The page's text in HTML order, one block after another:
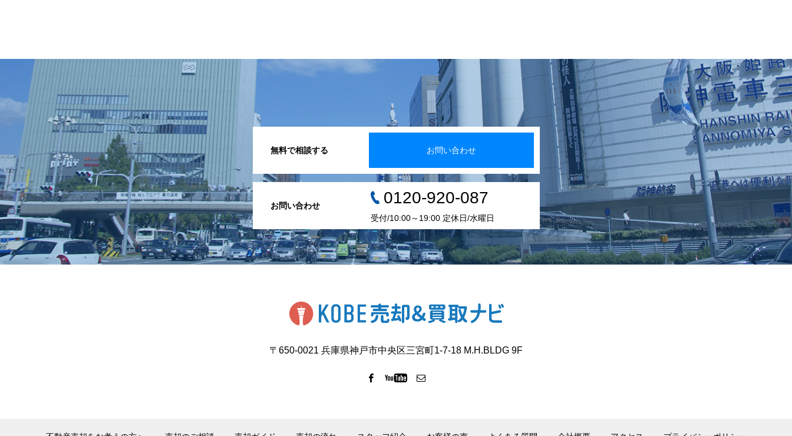
無料で相談する お問い合わせ
お問い合わせ 0120-920-087
受付/10:00～19:00 定休日/水曜日
〒650-0021 兵庫県神戸市中央区三宮町1-7-18 M.H.BLDG 9F